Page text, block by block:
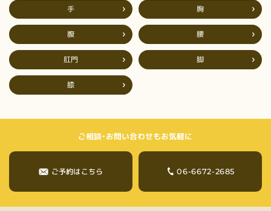
手 胸
腹 腰
肛門 脚
膝
ご相談・お問い合わせもお気軽に
ご予約はこちら 06-6672-2685